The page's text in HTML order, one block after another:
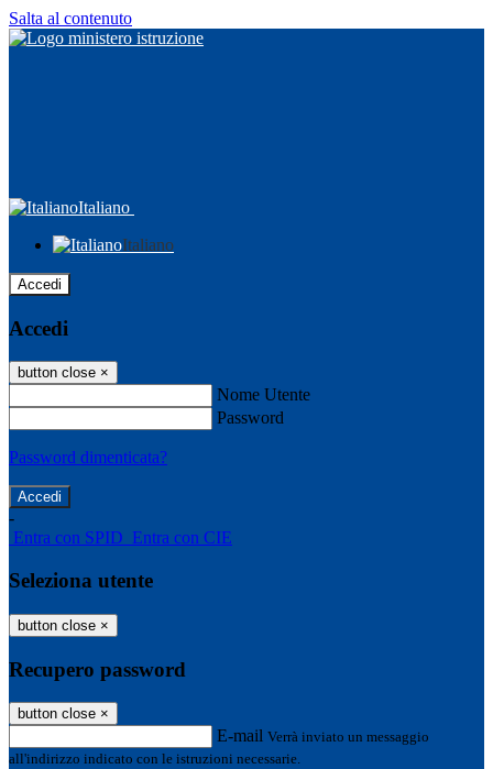
Salta al contenuto
Italiano
Italiano
Accedi
Accedi
button close ×
Nome Utente
Password
Password dimenticata?
-
Entra con SPID Entra con CIE
Seleziona utente
button close ×
Recupero password
button close ×
E-mail Verrà inviato un messaggio
all'indirizzo indicato con le istruzioni necessarie.